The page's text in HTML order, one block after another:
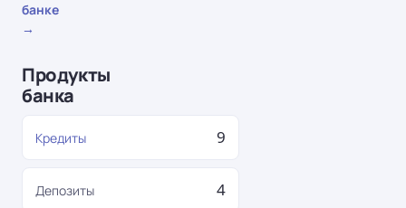
банке
→
Продукты
банка
Кредиты 9
Депозиты 4